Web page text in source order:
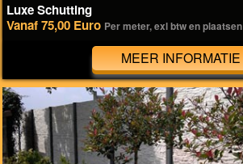
Luxe Schutting
Vanaf 75,00 Euro Per meter, exl btw en plaatsen
MEER INFORMATIE